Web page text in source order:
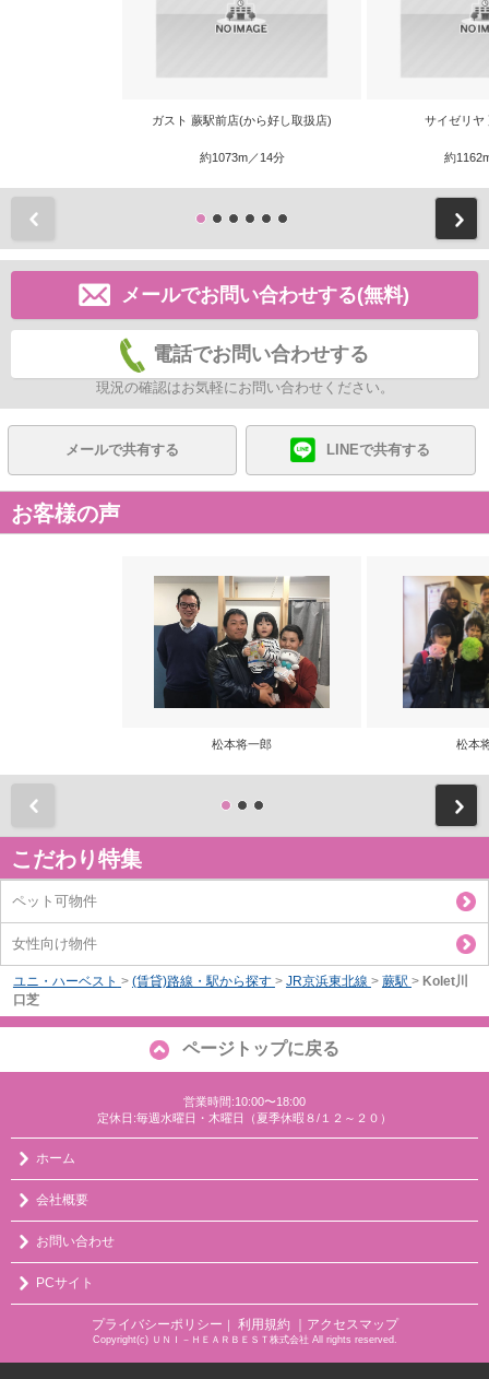
ガスト 蕨駅前店(から好し取扱店)
約1073m／14分
サイゼリヤ
約
メールでお問い合わせする(無料)
電話でお問い合わせする
現況の確認はお気軽にお問い合わせください。
メールで共有する LINEで共有する
お客様の声
松本将一郎 松本
こだわり特集
ペット可物件
女性向け物件
ユニ・ハーベスト > (賃貸)路線・駅から探す > JR京浜東北線 > 蕨駅 > Kolet川
口芝
ページトップに戻る
営業時間:10:00〜18:00
定休日:毎週水曜日・木曜日（夏季休暇８/１２～２０）
ホーム
会社概要
お問い合わせ
PCサイト
プライバシーポリシー 利用規約 ｜アクセスマップ
Copyright(c) ＵＮＩ－ＨＥＡＲＢＥＳＴ株式会社 All rights reserved.